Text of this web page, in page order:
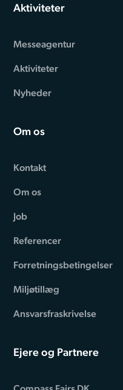
Aktiviteter
Messeagentur
Aktiviteter
Nyheder
Om os
Kontakt
Om os
Job
Referencer
Forretningsbetingelser
Miljøtillæg
Ansvarsfraskrivelse
Ejere og Partnere